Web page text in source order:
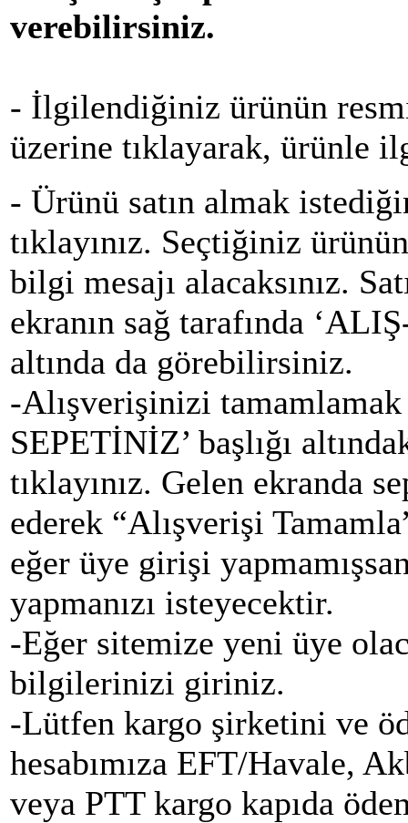
verebilirsiniz.
- İlgilendiğiniz ürünün
üzerine tıklayarak, ürünle
- Ürünü satın almak
tıklayınız. Seçtiğiniz
bilgi mesajı alacaksınız.
ekranın sağ tarafında
altında da görebilirsiniz.
-Alışverişinizi
SEPETİNİZ’ başlığı
tıklayınız. Gelen ekranda
ederek “Alışverişi
eğer üye girişi
yapmanızı isteyecektir.
-Eğer sitemize yeni üye
bilgilerinizi giriniz.
-Lütfen kargo şirketini ve
hesabımıza EFT/Havale,
veya PTT kargo kapıda